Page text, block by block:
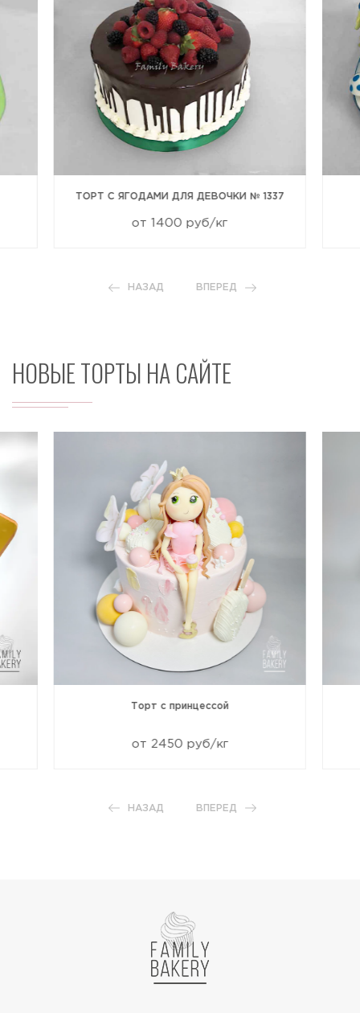
ТОРТ С ЯГОДАМИ ДЛЯ ДЕВОЧКИ № 1337
от 1400 руб/кг
НАЗАД ВПЕРЕД
НОВЫЕ ТОРТЫ НА САЙТЕ
Торт с принцессой
от 2450 руб/кг
НАЗАД ВПЕРЕД